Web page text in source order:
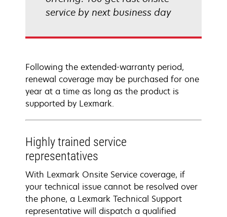
service by next business day
Following the extended-warranty period,
renewal coverage may be purchased for one
year at a time as long as the product is
supported by Lexmark.
Highly trained service
representatives
With Lexmark Onsite Service coverage, if
your technical issue cannot be resolved over
the phone, a Lexmark Technical Support
representative will dispatch a qualified